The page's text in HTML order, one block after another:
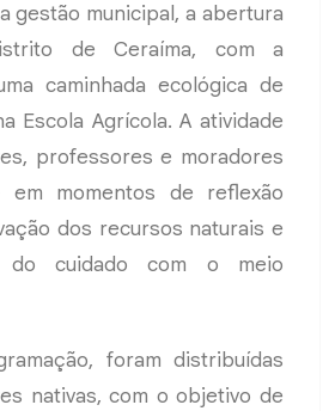
gestão municipal, a abertura
de Ceraíma, com a
caminhada ecológica de
Escola Agrícola. A atividade
professores e moradores
em momentos de reflexão
dos recursos naturais e
do cuidado com o meio
foram distribuídas
nativas, com o objetivo de